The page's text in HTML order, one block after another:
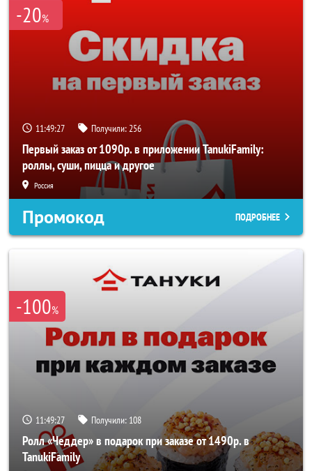
-20%
11:49:26 Получили:256
Первый заказ от 1090р. в приложении TanukiFamily:
роллы, суши, пицца и другое
Россия
Промокод ПОДРОБНЕЕ
-100%
11:49:26 Получили: 108
Ролл «Чеддер» в подарок при заказе от 1490р. в
TanukiFamily